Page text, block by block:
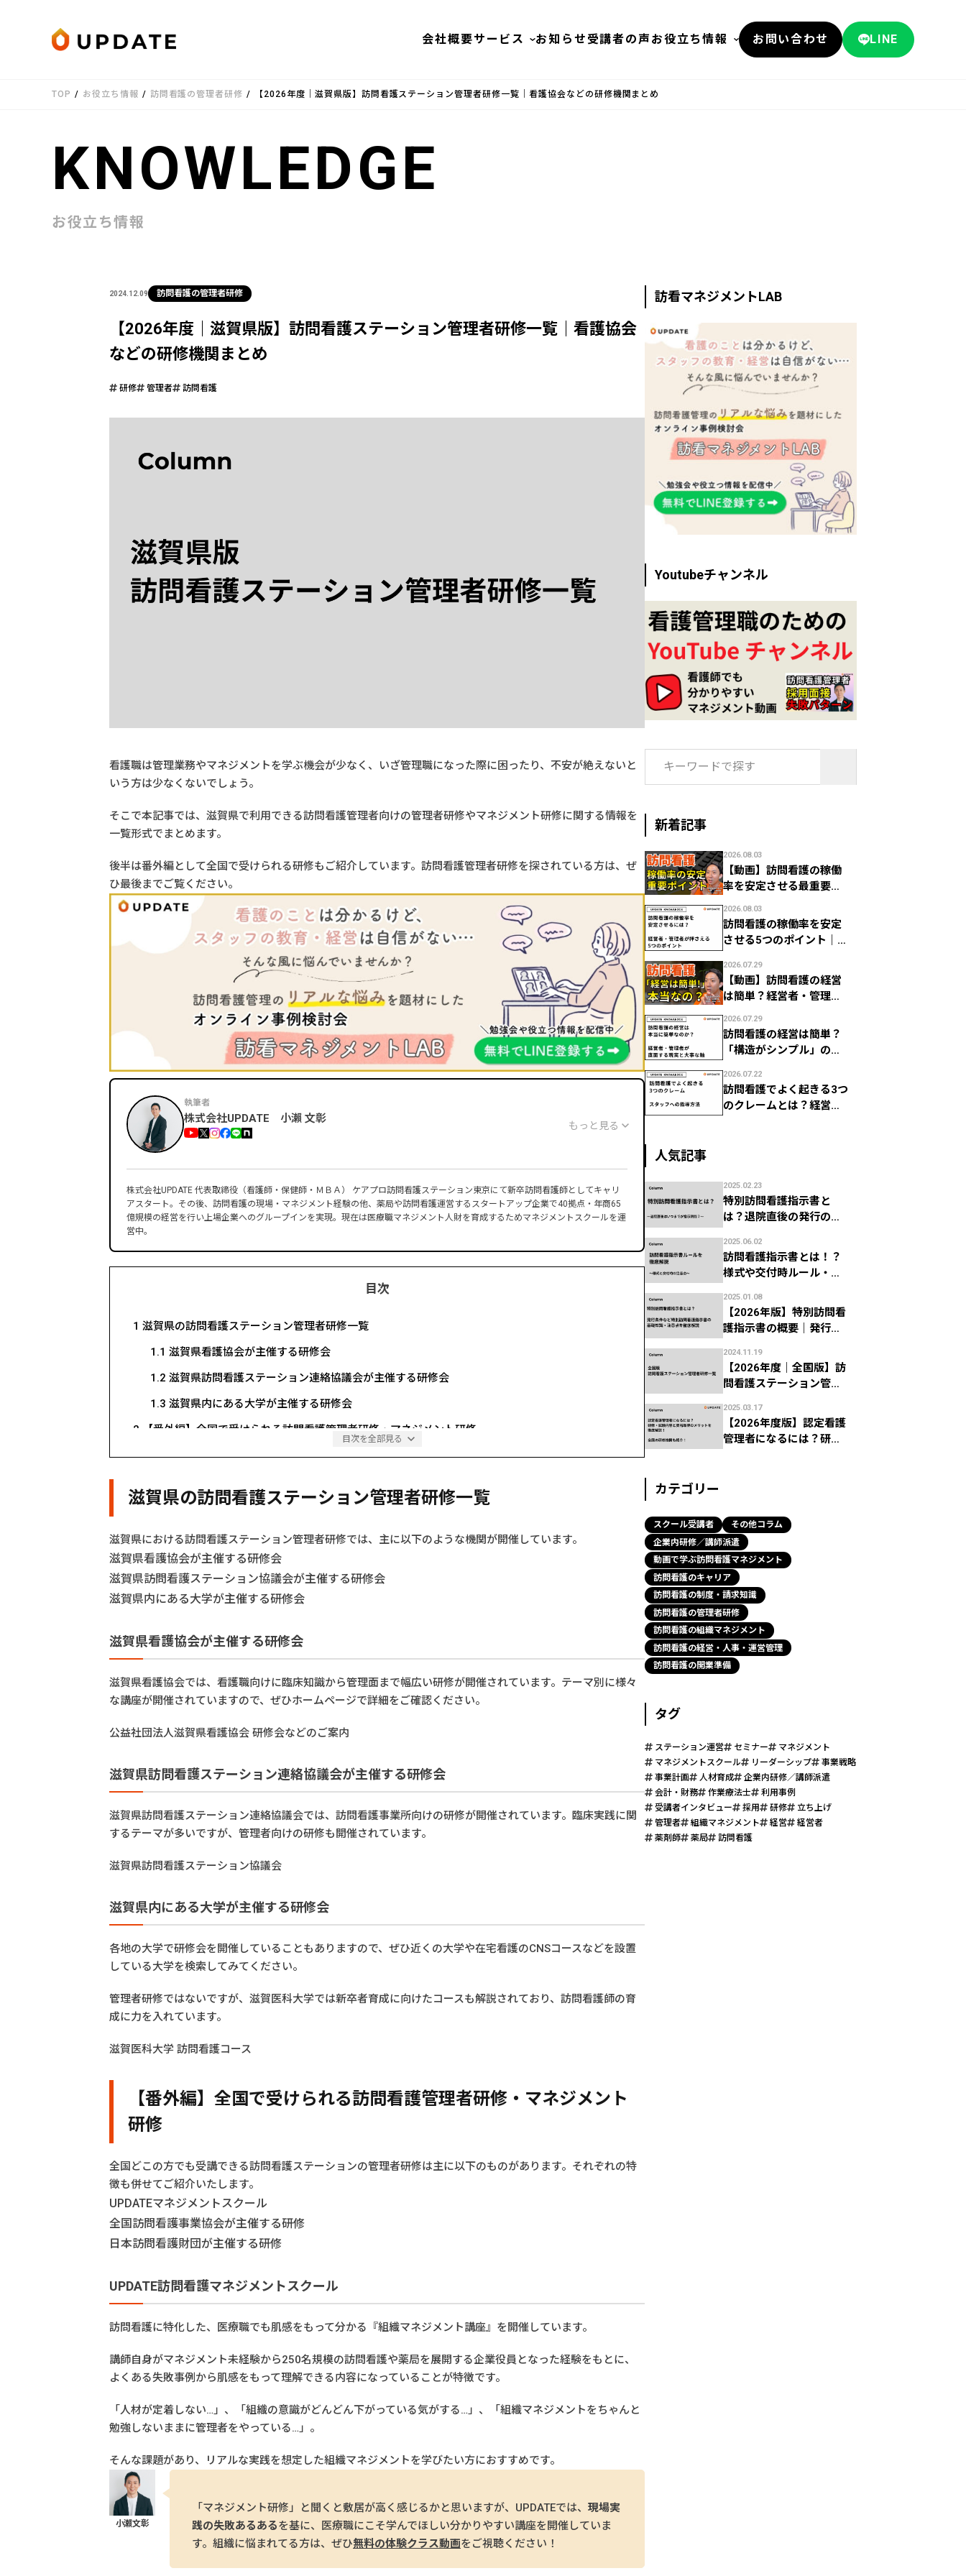
会社概要サービス お知らせ 受講者の声 お役立ち情報 お問い合わせ LINE
TOP / お役立ち情報 / 訪問看護の管理者研修 / 【2026年度｜滋賀県版】訪問看護ステーション管理者研修一覧｜看護協会などの研修機関まとめ
KNOWLEDGE
お役立ち情報
2024.12.09 訪問看護の管理者研修
【2026年度｜滋賀県版】訪問看護ステーション管理者研修一覧｜看護協会
などの研修機関まとめ
研修 管理者 訪問看護
看護職は管理業務やマネジメントを学ぶ機会が少なく、いざ管理職になった際に困ったり、不安が絶えないと
いう方は少なくないでしょう。
そこで本記事では、滋賀県で利用できる訪問看護管理者向けの管理者研修やマネジメント研修に関する情報を
一覧形式でまとめます。
後半は番外編として全国で受けられる研修もご紹介しています。訪問看護管理者研修を探されている方は、ぜ
ひ最後までご覧ください。
もっと見る
執筆者
株式会社UPDATE 小瀨 文彰
株式会社UPDATE 代表取締役（看護師・保健師・ＭＢＡ） ケアプロ訪問看護ステーション東京にて新卒訪問看護師としてキャリ
アスタート。その後、訪問看護の現場・マネジメント経験の他、薬局や訪問看護運営するスタートアップ企業で40拠点・年商65
億規模の経営を行い上場企業へのグループインを実現。現在は医療職マネジメント人財を育成するためマネジメントスクールを運
営中。
目次
目次を全部見る
1 滋賀県の訪問看護ステーション管理者研修一覧
1.1 滋賀県看護協会が主催する研修会
1.2 滋賀県訪問看護ステーション連絡協議会が主催する研修会
1.3 滋賀県内にある大学が主催する研修会
2 【番外編】全国で受けられる訪問看護管理者研修・マネジメント研修
2.1UPDATE訪問看護マネジメントスクール
2.3日本訪問看護財団が主催する研修
2.4 その他、全国の訪問看護ステーション管理者研修一覧
3訪看マネジメントを実践ベースで学ぶならUPDATE！
滋賀県の訪問看護ステーション管理者研修一覧
滋賀県における訪問看護ステーション管理者研修では、主に以下のような機関が開催しています。
滋賀県看護協会が主催する研修会
滋賀県訪問看護ステーション協議会が主催する研修会
滋賀県内にある大学が主催する研修会
滋賀県看護協会が主催する研修会
滋賀県看護協会では、看護職向けに臨床知識から管理面まで幅広い研修が開催されています。テーマ別に様々
な講座が開催されていますので、ぜひホームページで詳細をご確認ください。
公益社団法人滋賀県看護協会 研修会などのご案内
滋賀県訪問看護ステーション連絡協議会が主催する研修会
滋賀県訪問看護ステーション連絡協議会では、訪問看護事業所向けの研修が開催されています。臨床実践に関
するテーマが多いですが、管理者向けの研修も開催されています。
滋賀県訪問看護ステーション協議会
滋賀県内にある大学が主催する研修会
各地の大学で研修会を開催していることもありますので、ぜひ近くの大学や在宅看護のCNSコースなどを設置
している大学を検索してみてください。
管理者研修ではないですが、滋賀医科大学では新卒者育成に向けたコースも解説されており、訪問看護師の育
成に力を入れています。
滋賀医科大学 訪問看護コース
【番外編】全国で受けられる訪問看護管理者研修・マネジメント
研修
全国どこの方でも受講できる訪問看護ステーションの管理者研修は主に以下のものがあります。それぞれの特
徴も併せてご紹介いたします。
UPDATEマネジメントスクール
全国訪問看護事業協会が主催する研修
日本訪問看護財団が主催する研修
UPDATE訪問看護マネジメントスクール
訪問看護に特化した、医療職でも肌感をもって分かる『組織マネジメント講座』を開催しています。
講師自身がマネジメント未経験から250名規模の訪問看護や薬局を展開する企業役員となった経験をもとに、
よくある失敗事例から肌感をもって理解できる内容になっていることが特徴です。
「人材が定着しない…」、「組織の意識がどんどん下がっている気がする…」、「組織マネジメントをちゃんと
勉強しないままに管理者をやっている…」。
そんな課題があり、リアルな実践を想定した組織マネジメントを学びたい方におすすめです。
「マネジメント研修」と聞くと敷居が高く感じるかと思いますが、UPDATEでは、 現場実
践の失敗あるあるを基に、医療職にこそ学んでほしい分かりやすい講座を開催していま
す。組織に悩まれてる方は、ぜひ無料の体験クラス動画をご視聴ください！
訪看マネジメントLAB
Youtubeチャンネル
新着記事
2026.08.03
【動画】訪問看護の稼働
率を安定させる最重要ポ
残る？
2026.08.03
訪問看護の稼働率を安定
させる5つのポイント｜経
字管理
2026.07.29
【動画】訪問看護の経営
は簡単？経営者・管理者
2026.07.29
訪問看護の経営は簡単？
「構造がシンプル」の裏
ずく現実
2026.07.22
訪問看護でよく起きる3つ
のクレームとは？経営
人気記事
2025.02.23
特別訪問看護指示書と
は？退院直後の発行の場
2025.06.02
訪問看護指示書とは！？
様式や交付時ルール・注
底解説！
2025.01.08
【2026年版】特別訪問看
護指示書の概要｜発行条
2024.11.19
【2026年度｜全国版】訪
問看護ステーション管理
どの研修機関まとめ
2025.03.17
【2026年度版】認定看護
管理者になるには？研修
カテゴリー
スクール受講者
その他コラム
企業内研修／講師派遣
動画で学ぶ訪問看護マネジメント
訪問看護のキャリア
訪問看護の制度・請求知識
訪問看護の管理者研修
訪問看護の組織マネジメント
訪問看護の経営・人事・運営管理
訪問看護の開業準備
タグ
ステーション運営 セミナー
マネジメント
マネジメントスクール
リーダーシップ
事業戦略
事業計画
人材育成
企業内研修／講師派遣
会計・財務
作業療法士
利用事例
受講者インタビュー
採用 研修
立ち上げ
管理者
組織マネジメント 経営
経営者
薬剤師
薬局 訪問看護